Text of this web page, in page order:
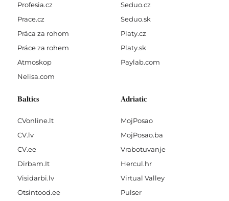
Profesia.cz
Prace.cz
Práca za rohom
Práce za rohem
Atmoskop
Nelisa.com
Seduo.cz
Seduo.sk
Platy.cz
Platy.sk
Paylab.com
Baltics
CVonline.lt
CV.lv
CV.ee
Dirbam.It
Visidarbi.lv
Otsintood.ee
Adriatic
MojPosao
MojPosao.ba
Vrabotuvanje
Hercul.hr
Virtual Valley
Pulser